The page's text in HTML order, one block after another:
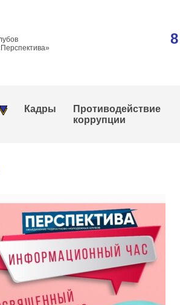
Кадры
Противодействие
коррупции